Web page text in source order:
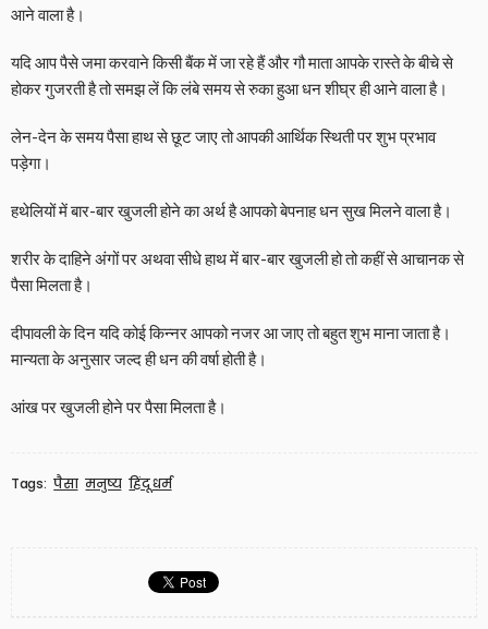
आने वाला है।
यदि आप पैसे जमा करवाने किसी बैंक में जा रहे हैं और गौ माता आपके रास्ते के बीचे से
होकर गुजरती है तो समझ लें कि लंबे समय से रुका हुआ धन शीघ्र ही आने वाला है।
लेन-देन के समय पैसा हाथ से छूट जाए तो आपकी आर्थिक स्थिती पर शुभ प्रभाव
पड़ेगा।
हथेलियों में बार-बार खुजली होने का अर्थ है आपको बेपनाह धन सुख मिलने वाला है।
शरीर के दाहिने अंगों पर अथवा सीधे हाथ में बार-बार खुजली हो तो कहीं से आचानक से
पैसा मिलता है।
दीपावली के दिन यदि कोई किन्नर आपको नजर आ जाए तो बहुत शुभ माना जाता है।
मान्यता के अनुसार जल्द ही धन की वर्षा होती है।
आंख पर खुजली होने पर पैसा मिलता है।
Tags: पैसा मनुष्य हिंदू धर्म